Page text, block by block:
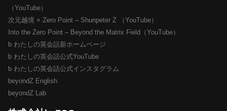
（YouTube）
次元越境 × Zero Point – Shunpeter Z （YouTube）
Into the Zero Point – Beyond the Matrix Field（YouTube）
b わたしの英会話新ホームページ
b わたしの英会話公式YouTube
b わたしの英会話公式インスタグラム
beyondZ English
beyondZ Lab